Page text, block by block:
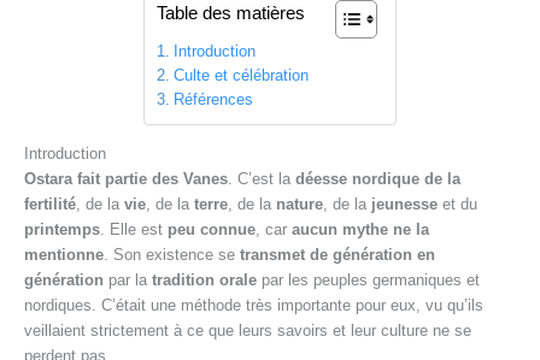
Table des matières
Introduction
Culte et célébration
Références
Introduction
Ostara fait partie des Vanes . C’est la déesse nordique de la
fertilité , de la vie , de la terre , de la nature , de la jeunesse et du
printemps . Elle est peu connue , car aucun mythe ne la
mentionne . Son existence se transmet de génération en
génération par la tradition orale par les peuples germaniques et
nordiques. C’était une méthode très importante pour eux, vu qu’ils
veillaient strictement à ce que leurs savoirs et leur culture ne se
perdent pas.